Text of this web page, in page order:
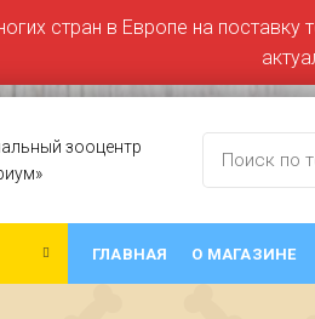
зооцентр
ГЛАВНАЯ О МАГАЗИНЕ
стран в Европе на поставку